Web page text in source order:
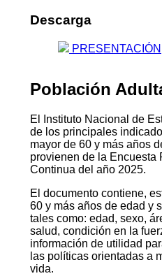
Descarga
PRESENTACIÓN
Población
El Instituto Nacional de
de los principales
mayor de 60 y más años
provienen de la Encuesta
Continua del año 2025.
El documento contiene,
60 y más años de edad y
tales como: edad, sexo,
salud, condición en la
información de utilidad
las políticas orientadas a
vida.